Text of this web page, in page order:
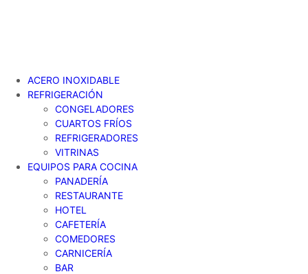
ACERO INOXIDABLE
REFRIGERACIÓN
CONGELADORES
CUARTOS FRÍOS
REFRIGERADORES
VITRINAS
EQUIPOS PARA COCINA
PANADERÍA
RESTAURANTE
HOTEL
CAFETERÍA
COMEDORES
CARNICERÍA
BAR